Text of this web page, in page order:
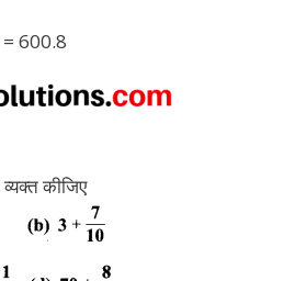
600.8
कीजिए